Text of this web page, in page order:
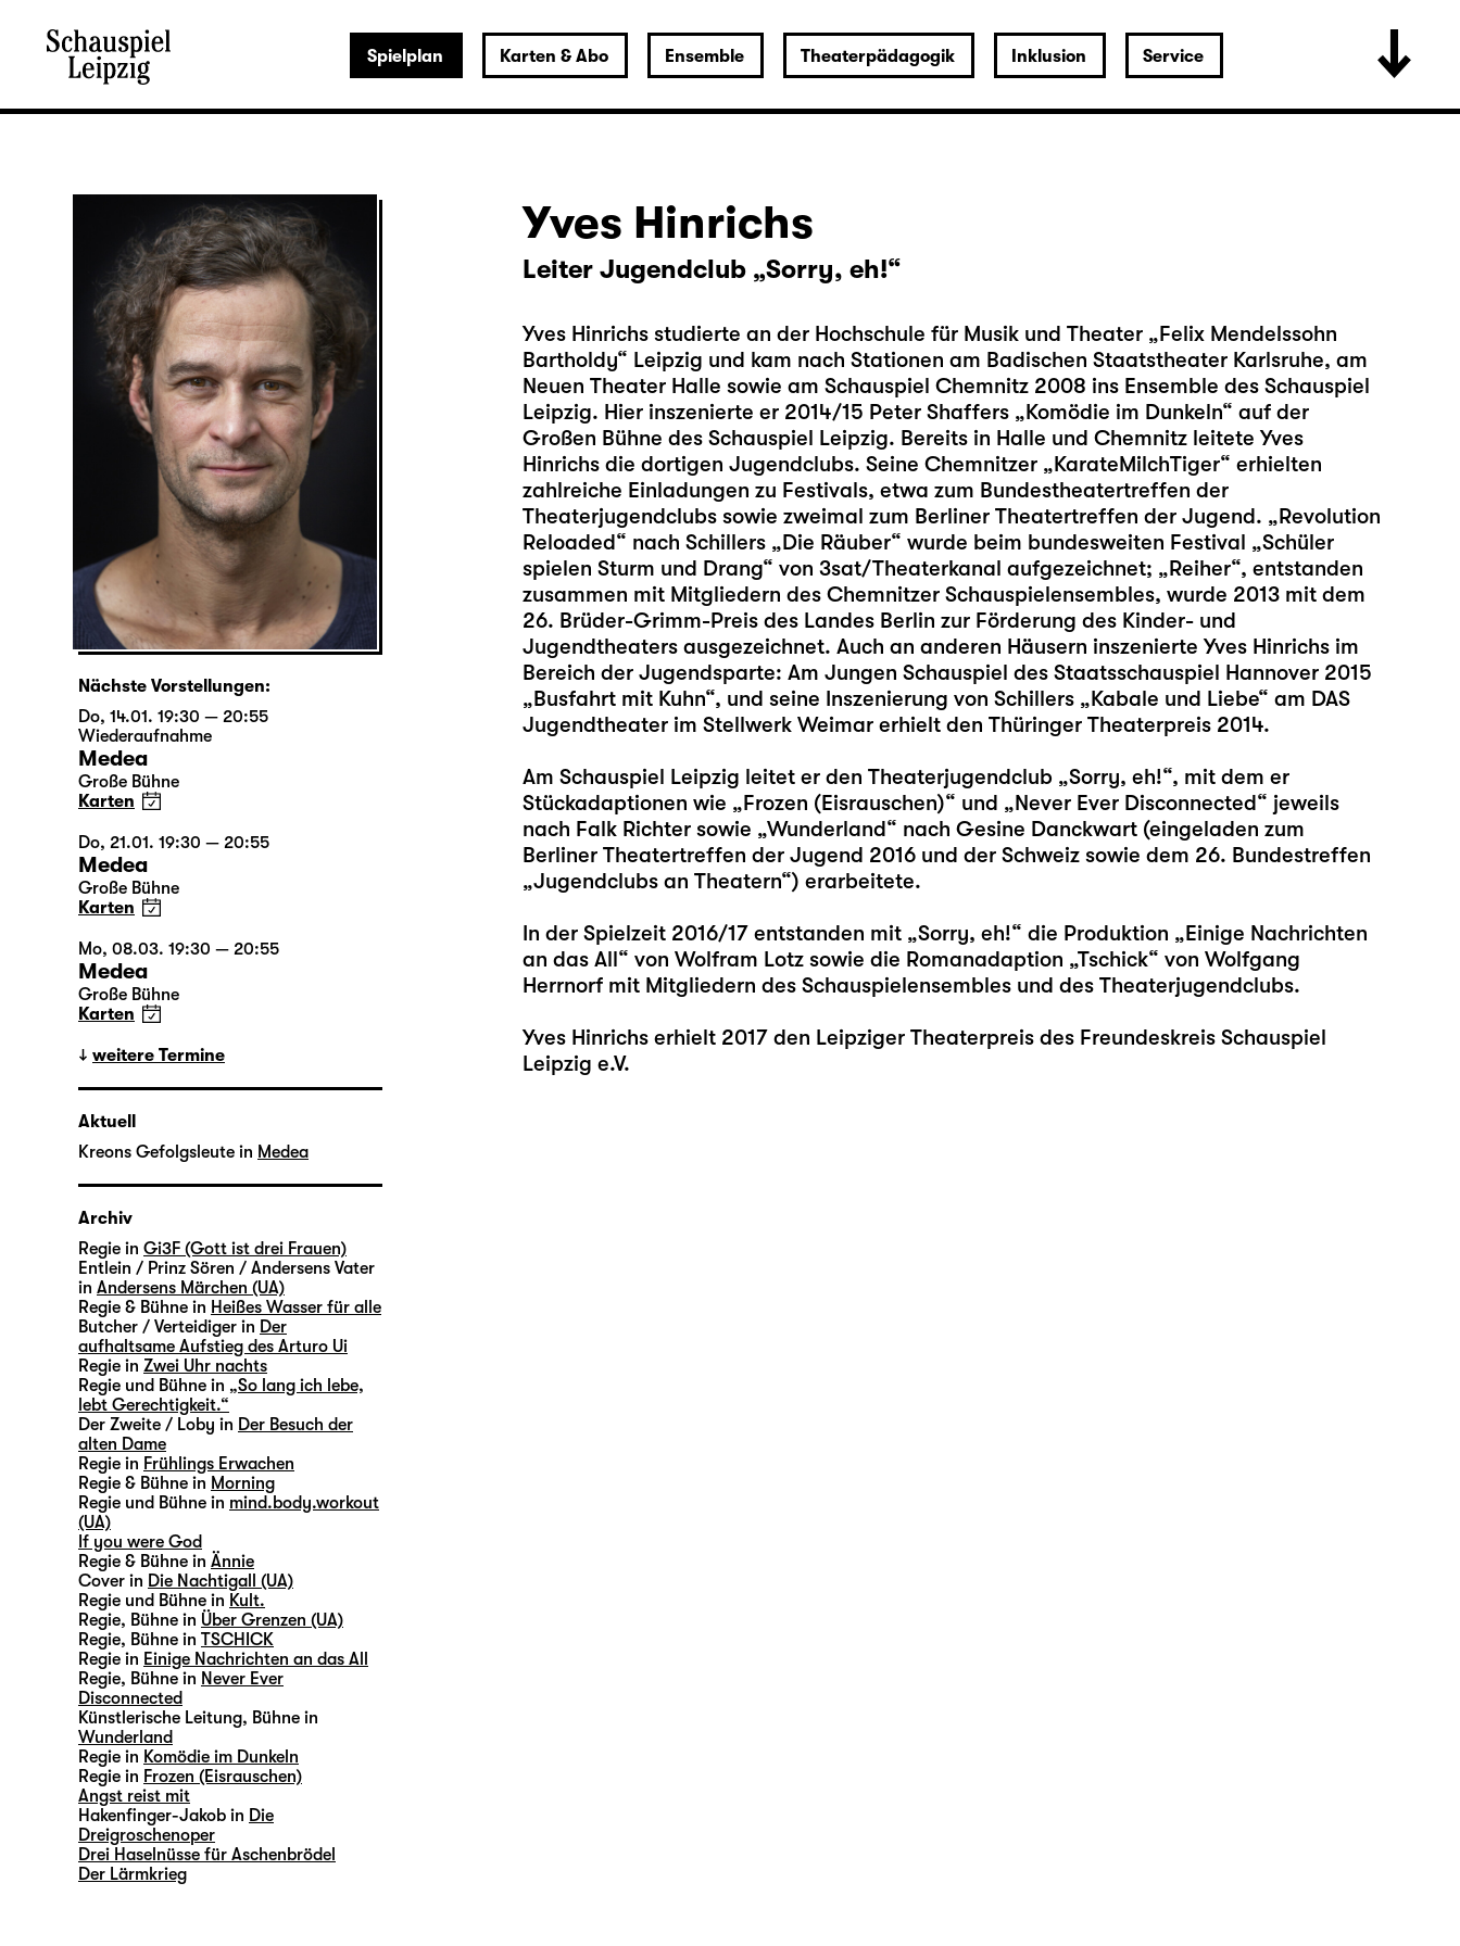
Spielplan Karten & Abo Ensemble Theaterpädagogik Inklusion Service
Yves Hinrichs
Leiter Jugendclub „Sorry, eh!“
Yves Hinrichs studierte an der Hochschule für Musik und Theater „Felix Mendelssohn
Bartholdy“ Leipzig und kam nach Stationen am Badischen Staatstheater Karlsruhe, am
Neuen Theater Halle sowie am Schauspiel Chemnitz 2008 ins Ensemble des Schauspiel
Leipzig. Hier inszenierte er 2014/15 Peter Shaffers „Komödie im Dunkeln“ auf der
Großen Bühne des Schauspiel Leipzig. Bereits in Halle und Chemnitz leitete Yves
Hinrichs die dortigen Jugendclubs. Seine Chemnitzer „KarateMilchTiger“ erhielten
zahlreiche Einladungen zu Festivals, etwa zum Bundestheatertreffen der
Theaterjugendclubs sowie zweimal zum Berliner Theatertreffen der Jugend. „Revolution
Reloaded“ nach Schillers „Die Räuber“ wurde beim bundesweiten Festival „Schüler
spielen Sturm und Drang“ von 3sat/Theaterkanal aufgezeichnet; „Reiher“, entstanden
zusammen mit Mitgliedern des Chemnitzer Schauspielensembles, wurde 2013 mit dem
26. Brüder-Grimm-Preis des Landes Berlin zur Förderung des Kinder- und
Jugendtheaters ausgezeichnet. Auch an anderen Häusern inszenierte Yves Hinrichs im
Bereich der Jugendsparte: Am Jungen Schauspiel des Staatsschauspiel Hannover 2015
„Busfahrt mit Kuhn“, und seine Inszenierung von Schillers „Kabale und Liebe“ am DAS
Jugendtheater im Stellwerk Weimar erhielt den Thüringer Theaterpreis 2014.
Am Schauspiel Leipzig leitet er den Theaterjugendclub „Sorry, eh!“, mit dem er
Stückadaptionen wie „Frozen (Eisrauschen)“ und „Never Ever Disconnected“ jeweils
nach Falk Richter sowie „Wunderland“ nach Gesine Danckwart (eingeladen zum
Berliner Theatertreffen der Jugend 2016 und der Schweiz sowie dem 26. Bundestreffen
„Jugendclubs an Theatern“) erarbeitete.
In der Spielzeit 2016/17 entstanden mit „Sorry, eh!“ die Produktion „Einige Nachrichten
an das All“ von Wolfram Lotz sowie die Romanadaption „Tschick“ von Wolfgang
Herrnorf mit Mitgliedern des Schauspielensembles und des Theaterjugendclubs.
Yves Hinrichs erhielt 2017 den Leipziger Theaterpreis des Freundeskreis Schauspiel
Leipzig e.V.
Nächste Vorstellungen:
Do, 14.01. 19:30 — 20:55
Wiederaufnahme
Medea
Große Bühne
Karten
Do, 21.01. 19:30 — 20:55
Medea
Große Bühne
Karten
Mo, 08.03. 19:30 — 20:55
Medea
Große Bühne
Karten
weitere Termine
Aktuell
Kreons Gefolgsleute in Medea
Archiv
Regie in Gi3F (Gott ist drei Frauen)
Entlein / Prinz Sören / Andersens Vater
in Andersens Märchen (UA)
Regie & Bühne in Heißes Wasser für alle
Butcher / Verteidiger in Der
aufhaltsame Aufstieg des Arturo Ui
Regie in Zwei Uhr nachts
Regie und Bühne in „So lang ich lebe,
lebt Gerechtigkeit.“
Der Zweite / Loby in Der Besuch der
alten Dame
Regie in Frühlings Erwachen
Regie & Bühne in Morning
Regie und Bühne in mind.body.workout
(UA)
If you were God
Regie & Bühne in Ännie
Cover in Die Nachtigall (UA)
Regie und Bühne in Kult.
Regie, Bühne in Über Grenzen (UA)
Regie, Bühne in TSCHICK
Regie in Einige Nachrichten an das All
Regie, Bühne in Never Ever
Disconnected
Künstlerische Leitung, Bühne in
Wunderland
Regie in Komödie im Dunkeln
Regie in Frozen (Eisrauschen)
Angst reist mit
Hakenfinger-Jakob in Die
Dreigroschenoper
Drei Haselnüsse für Aschenbrödel
Der Lärmkrieg